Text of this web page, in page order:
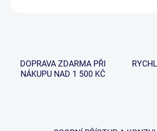
DOPRAVA ZDARMA PŘI
NÁKUPU NAD 1 500 KČ